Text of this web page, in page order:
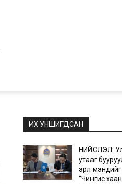
ИХ УНШИГДСАН
НИЙСЛЭЛ:
утааг
эрүүл
“Чингис